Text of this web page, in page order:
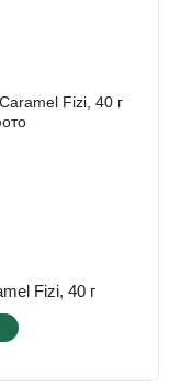
Fizi, 40 г